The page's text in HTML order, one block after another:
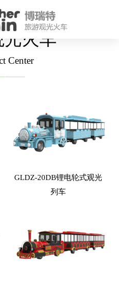
光火车
Center
GLDZ-20DB锂电轮式观光
列车